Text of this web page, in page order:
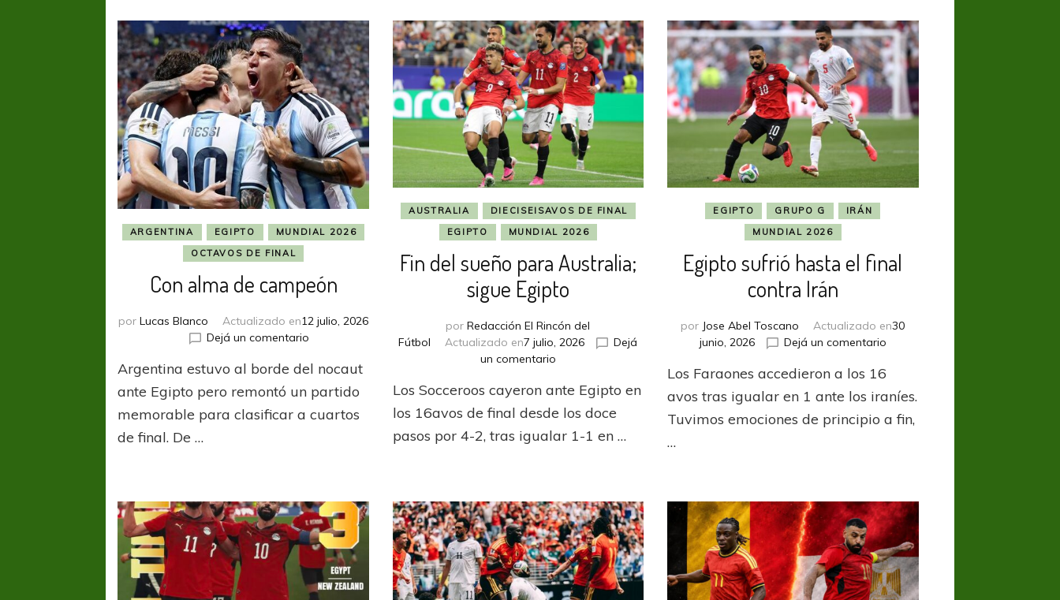
ARGENTINA EGIPTO
MUNDIAL 2026
OCTAVOS DE FINAL
Con alma de campeón
porLucas Blanco Actualizado en12 julio, 2026
Dejá un comentario
alma
de
campeón
Argentina estuvo al borde del nocaut
ante Egipto pero remontó un partido
memorable para clasificar a cuartos
de final. De …
AUSTRALIA
DIECISEISAVOS DE FINAL
EGIPTO
MUNDIAL 2026
Fin del sueño para Australia;
sigue Egipto
porRedacción El Rincón del
Fútbol
Actualizado en7 julio, 2026
Dejá
un comentarioen
del
sueño
Australia;
Los Socceroos cayeron ante Egipto en
los 16avos de final desde los doce
pasos por 4-2, tras igualar 1-1 en …
EGIPTO GRUPO G
IRÁN
MUNDIAL 2026
Egipto sufrió hasta el final
contra Irán
por Jose Abel Toscano Actualizado en30
junio, 2026
Dejá un comentarioen
sufrió
hasta
final
Los Faraones accedieron a los 16
avos tras igualar en 1 ante los iraníes.
Tuvimos emociones de principio a fin,
…